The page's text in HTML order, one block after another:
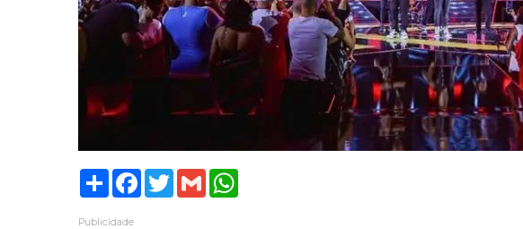
ShareFacebook
TwitterGmail
Publicidade